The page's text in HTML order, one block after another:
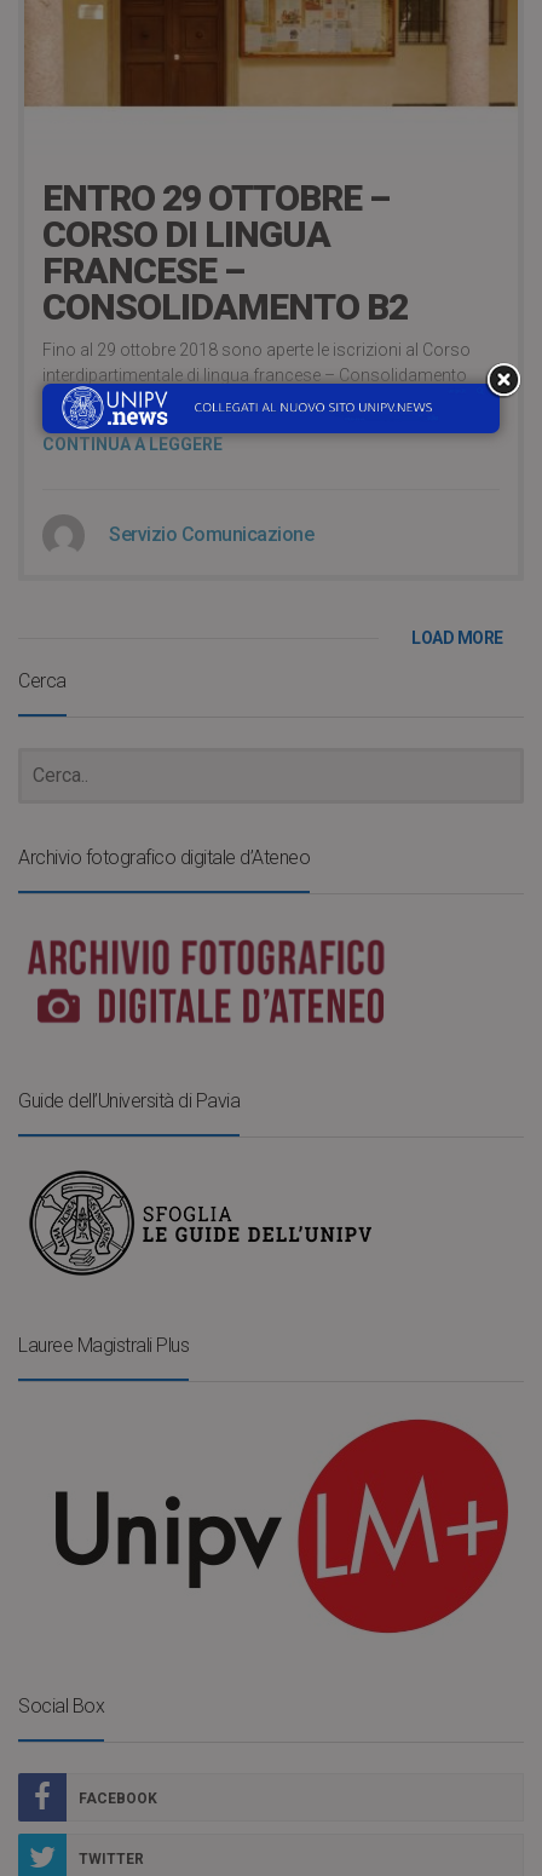
ENTRO 29 OTTOBRE –
CORSO DI LINGUA
FRANCESE –
CONSOLIDAMENTO B2
Fino al 29 ottobre 2018 sono aperte le iscrizioni al Corso
interdipartimentale di lingua francese – Consolidamento
livello B2, organizzato dal Centro linguistico d’Ateneo.
CONTINUA A LEGGERE
Servizio Comunicazione
LOAD MORE
Cerca
Archivio fotografico digitale d’Ateneo
Guide dell’Università di Pavia
Lauree Magistrali Plus
Social Box
FACEBOOK
TWITTER